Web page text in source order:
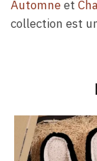
Automneet
collection est